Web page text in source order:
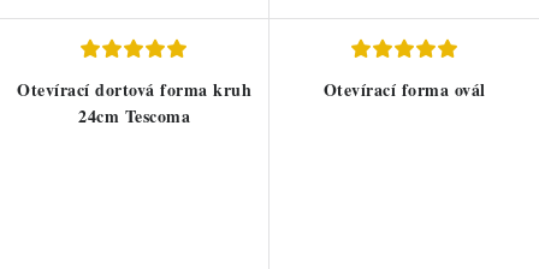
Otevírací dortová forma kruh
24cm Tescoma
Otevírací forma ovál